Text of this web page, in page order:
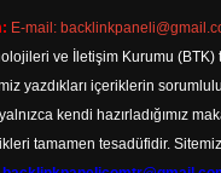
E-mail:
ve İletişim Kurumu
yazdıkları içeriklerin
kendi hazırladığımız
tamamen tesadüfidir.